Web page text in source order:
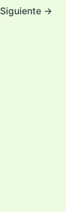
Siguiente →